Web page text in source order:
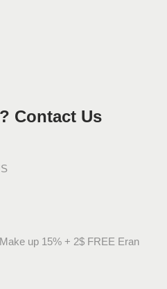
Contact Us
up 15% + 2$ FREE Eran